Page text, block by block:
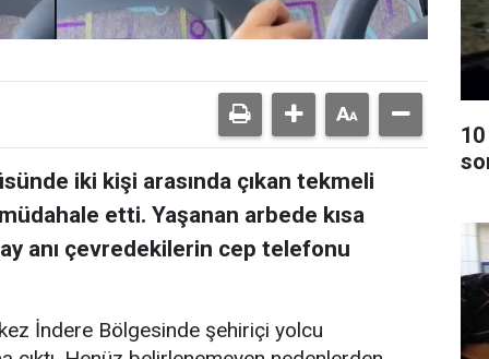
iki kişi arasında çıkan tekmeli
etti. Yaşanan arbede kısa
anı çevredekilerin cep telefonu
İndere Bölgesinde şehiriçi yolcu